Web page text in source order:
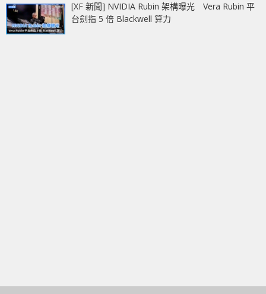
[XF 新聞] NVIDIA Rubin 架構曝光 Vera Rubin 平
台劍指 5 倍 Blackwell 算力